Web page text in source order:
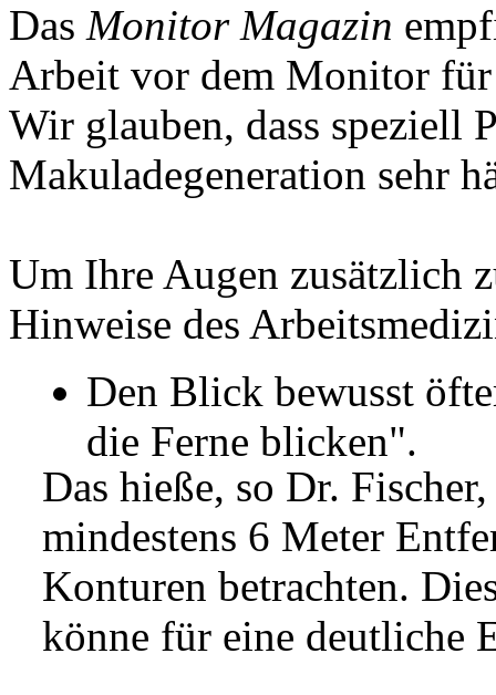
Das Monitor Magazin
Arbeit vor dem Monitor
Wir glauben, dass speziell
Makuladegeneration sehr
Um Ihre Augen zusätzlich
Hinweise des
Den Blick bewusst
die Ferne blicken".
Das hieße, so Dr.
mindestens 6 Meter
Konturen betrachten.
könne für eine deutliche